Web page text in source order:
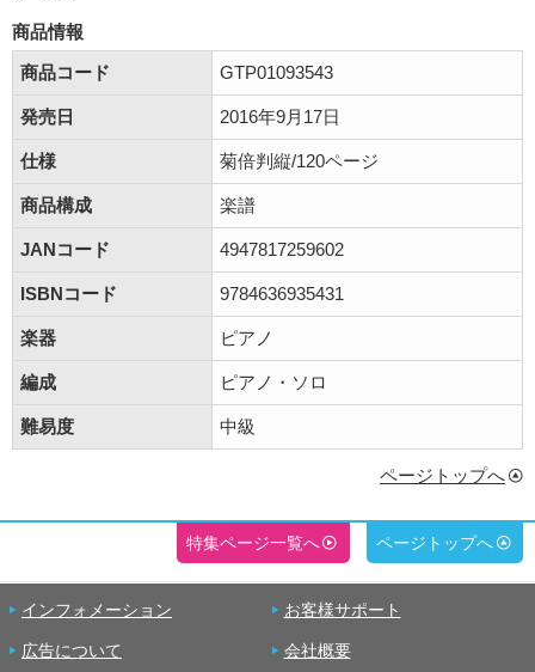
商品情報
商品コード
GTP01093543
発売日 2016年9月17日
仕様 菊倍判縦/120ページ
商品構成 楽譜
JANコード 4947817259602
ISBNコード 9784636935431
楽器 ピアノ
編成 ピアノ・ソロ
難易度 中級
ページトップへ
特集ページ一覧へ ページトップへ
インフォメーション お客様サポート
広告について 会社概要